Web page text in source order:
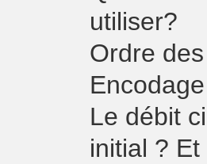
utiliser?
Ordre
Le débit
initial ?